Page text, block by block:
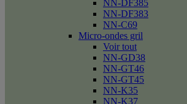
NN-DF385
NN-DF383
NN-C69
Micro-ondes gril
Voir tout
NN-GD38
NN-GT46
NN-GT45
NN-K35
NN-K37